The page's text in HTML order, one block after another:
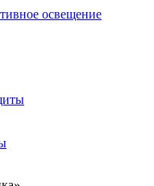
освещение